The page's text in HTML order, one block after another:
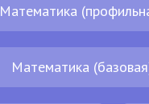
Математика
Математика